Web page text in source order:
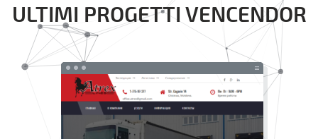
ULTIMI PROGETTI VENCENDOR